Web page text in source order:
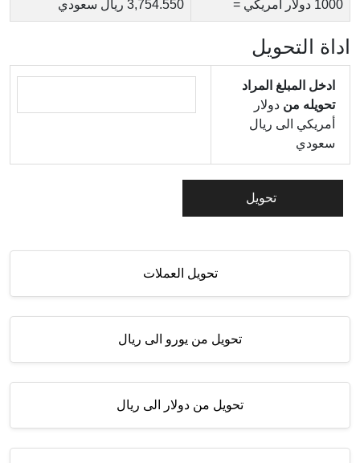
1000 دولار أمريكي = 3,754.550 ريال سعودي
اداة التحويل
ادخل المبلغ المراد
تحويله من دولار
أمريكي الى ريال
سعودي
تحويل العملات
تحويل من يورو الى ريال
تحويل من دولار الى ريال